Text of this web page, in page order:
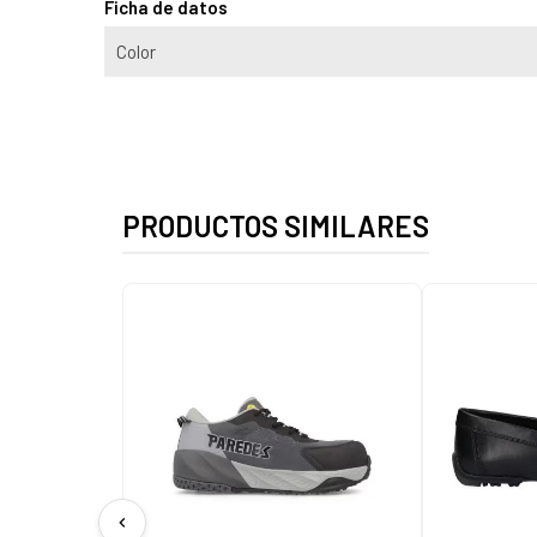
Ficha de datos
Color
PRODUCTOS SIMILARES
chevron_left